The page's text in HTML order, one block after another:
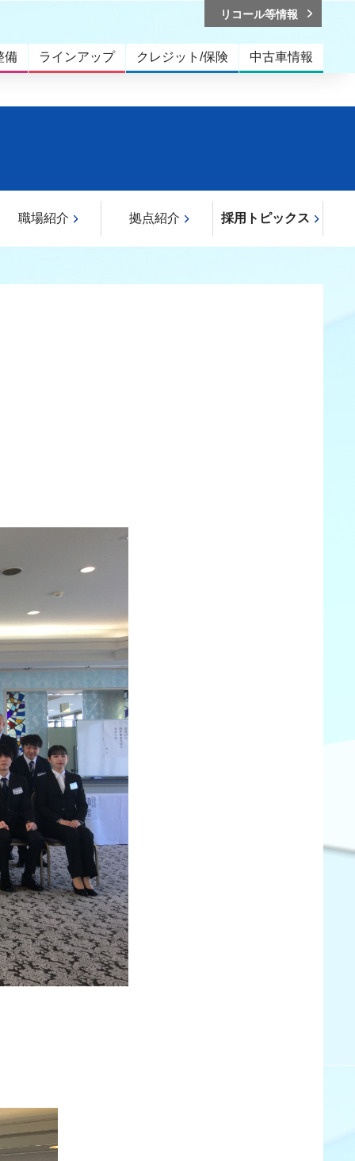
備 ラインアップ クレジット/保険 中古車情報
リコール等情報
職場紹介 拠点紹介 採用トピックス